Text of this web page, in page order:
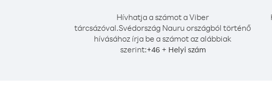
Hívhatja a számot a Viber
tárcsázóval.Svédország Nauru országból történő
hívásához írja be a számot az alábbiak
szerint:+46 + Helyi szám